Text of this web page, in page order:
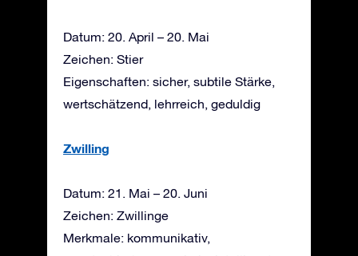
Datum: 20. April – 20. Mai
Zeichen: Stier
Eigenschaften: sicher, subtile Stärke,
wertschätzend, lehrreich, geduldig
Zwilling
Datum: 21. Mai – 20. Juni
Zeichen: Zwillinge
Merkmale: kommunikativ,